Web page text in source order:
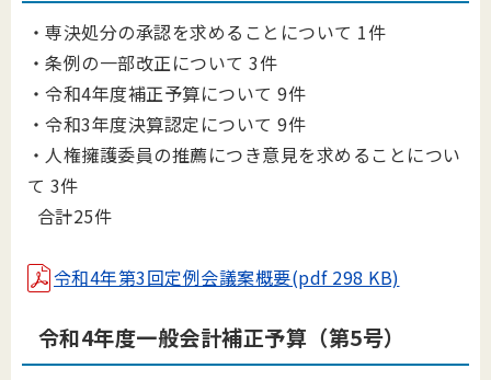
・専決処分の承認を求めることについて 1件
・条例の一部改正について 3件
・令和4年度補正予算について 9件
・令和3年度決算認定について 9件
・人権擁護委員の推薦につき意見を求めることについ
て 3件
合計25件
令和4年第3回定例会議案概要(pdf 298 KB)
令和4年度一般会計補正予算（第5号）